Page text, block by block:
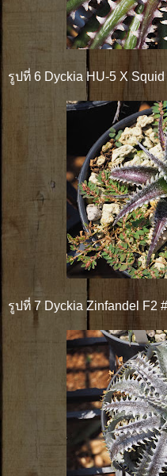
รูปที่ 6 Dyckia HU-5 X
รูปที่ 7 Dyckia Zinfandel F2